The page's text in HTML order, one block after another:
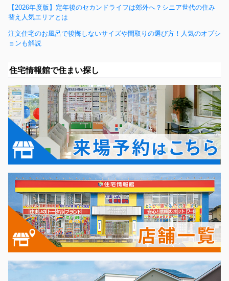
【2026年度版】定年後のセカンドライフは郊外へ？シニア世代の住み
替え人気エリアとは
注文住宅のお風呂で後悔しないサイズや間取りの選び方！人気のオプシ
ョンも解説
住宅情報館で住まい探し